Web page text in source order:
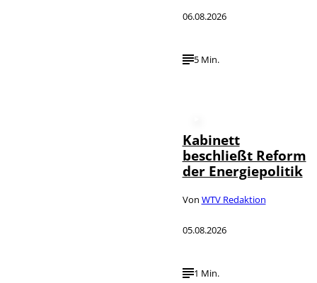
06.08.2026
5 Min.
Kabinett
beschließt Reform
der Energiepolitik
Von WTV Redaktion
05.08.2026
1 Min.